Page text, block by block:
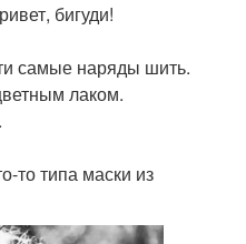
бигуди!
самые наряды шить.
лаком.
то типа маски из